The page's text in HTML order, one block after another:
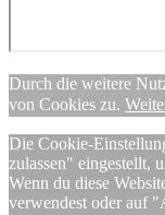
Durch die weitere
von Cookies zu.
Die Cookie-
zulassen" eingestellt,
Wenn du diese
verwendest oder auf